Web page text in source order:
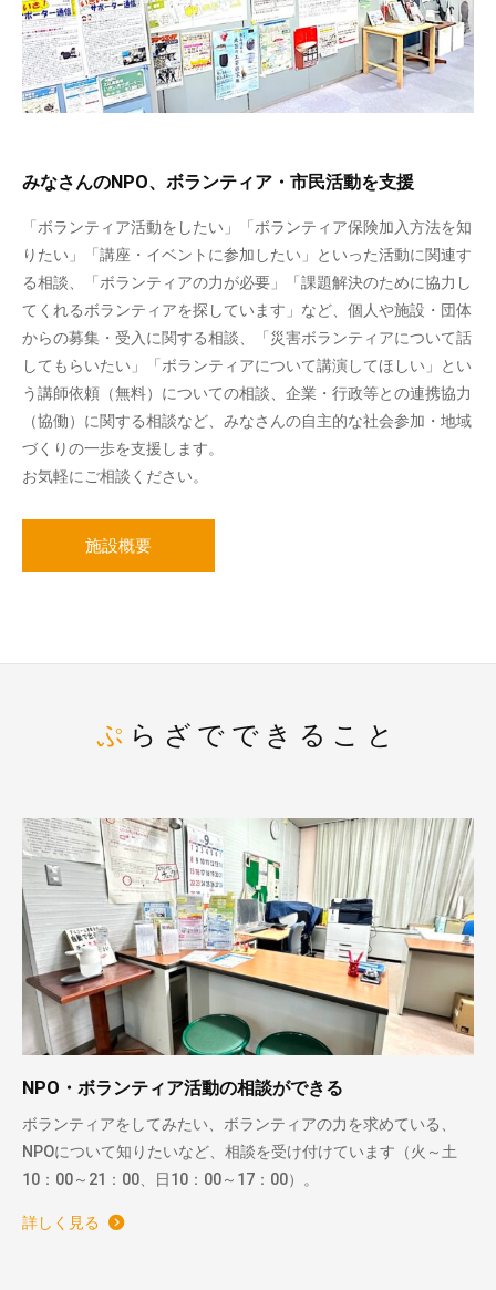
みなさんのNPO、ボランティア・市民活動を支援
「ボランティア活動をしたい」「ボランティア保険加入方法を知
りたい」「講座・イベントに参加したい」といった活動に関連す
る相談、「ボランティアの力が必要」「課題解決のために協力し
てくれるボランティアを探しています」など、個人や施設・団体
からの募集・受入に関する相談、「災害ボランティアについて話
してもらいたい」「ボランティアについて講演してほしい」とい
う講師依頼（無料）についての相談、企業・行政等との連携協力
（協働）に関する相談など、みなさんの自主的な社会参加・地域
づくりの一歩を支援します。
お気軽にご相談ください。
施設概要
ぷらざでできること
NPO・ボランティア活動の相談ができる
ボランティアをしてみたい、ボランティアの力を求めている、
NPOについて知りたいなど、相談を受け付けています（火～土
10：00～21：00、日10：00～17：00）。
詳しく見る